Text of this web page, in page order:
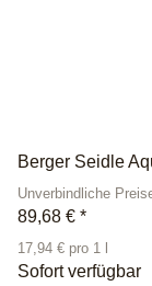
Berger Seidle
Unverbindliche
89,68 € *
17,94 € pro 1 l
Sofort verfügbar